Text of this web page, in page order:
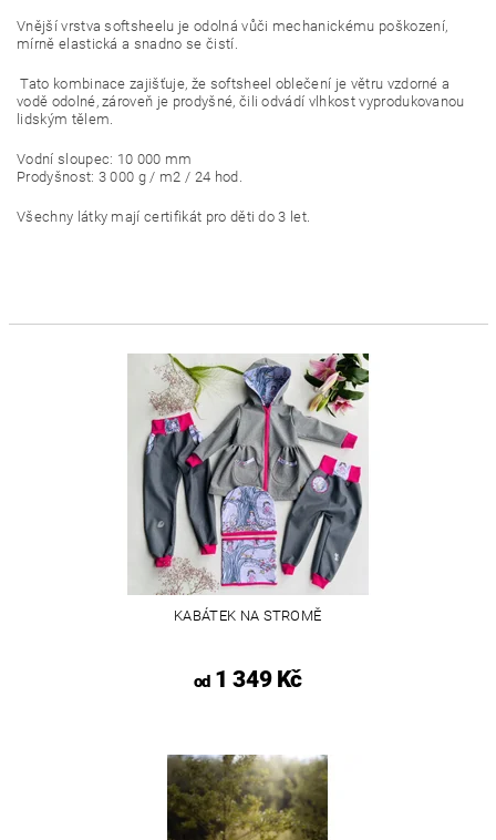
Vnější vrstva softsheelu je odolná vůči mechanickému poškození,
mírně elastická a snadno se čistí.
Tato kombinace zajišťuje, že softsheel oblečení je větru vzdorné a
vodě odolné, zároveň je prodyšné, čili odvádí vlhkost vyprodukovanou
lidským tělem.
Vodní sloupec: 10 000 mm
Prodyšnost: 3 000 g / m2 / 24 hod.
Všechny látky mají certifikát pro děti do 3 let.
KABÁTEK NA STROMĚ
od1 349 Kč